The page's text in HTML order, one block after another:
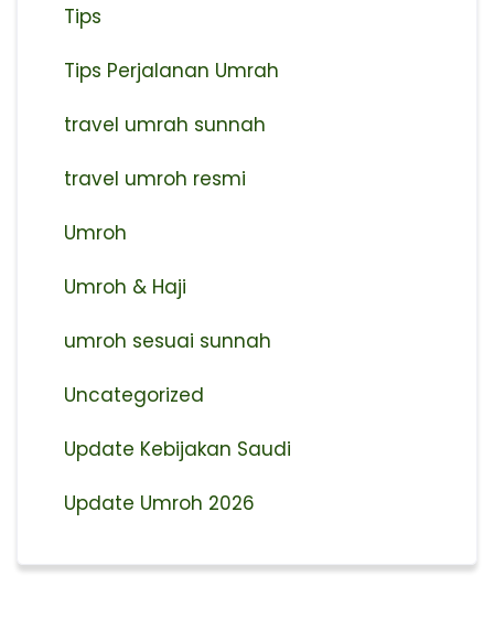
Tips
Tips Perjalanan Umrah
travel umrah sunnah
travel umroh resmi
Umroh
Umroh & Haji
umroh sesuai sunnah
Uncategorized
Update Kebijakan Saudi
Update Umroh 2026